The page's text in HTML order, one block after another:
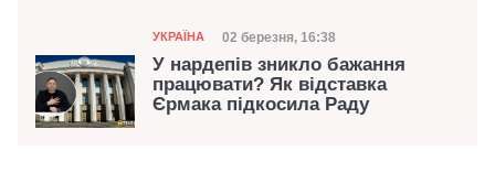
Категорія
УКРАЇНА Дата публікації
02 березня, 16:38
У нардепів зникло бажання
працювати? Як відставка
Єрмака підкосила Раду